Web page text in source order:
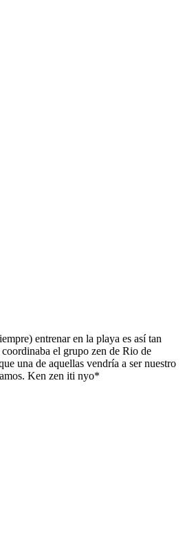
entrenar en la playa es así tan
el grupo zen de Rio de
una de aquellas vendría a ser nuestro
Ken zen iti nyo*